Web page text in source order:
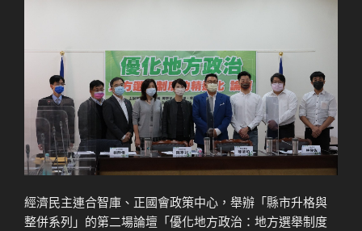
經濟民主連合智庫、正國會政策中心，舉辦「縣市升格與
整併系列」的第二場論壇「優化地方政治：地方選舉制度